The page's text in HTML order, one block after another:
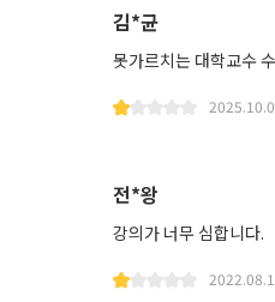
김*균
못가르치는 대학교수
전*왕
강의가 너무 심합니다.